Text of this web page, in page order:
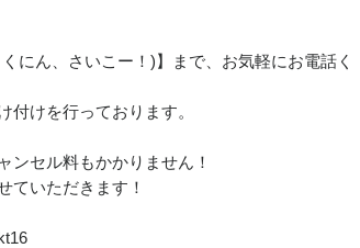
にん、さいこー！)】まで、お気軽にお電話く
付けを行っております。
ンセル料もかかりません！
ていただきます！